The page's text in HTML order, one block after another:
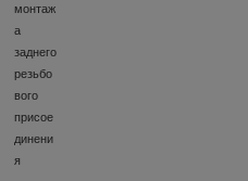
монтаж
а
заднего
резьбо
вого
присое
динени
я